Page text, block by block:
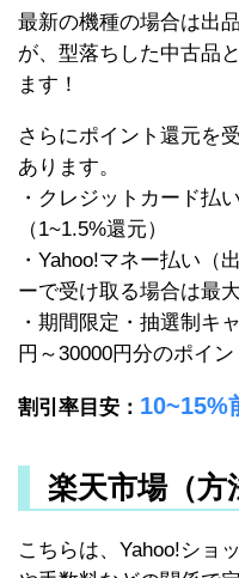
最新の機種の場合は出
が、型落ちした中古品
ます！
さらにポイント還元を
あります。
・クレジットカード払
（1~1.5%還元）
・Yahoo!マネー払い（
ーで受け取る場合は最大
・期間限定・抽選制キ
円～30000円分のポイン
割引率目安： 10~15%
楽天市場（方
こちらは、Yahoo!ショ